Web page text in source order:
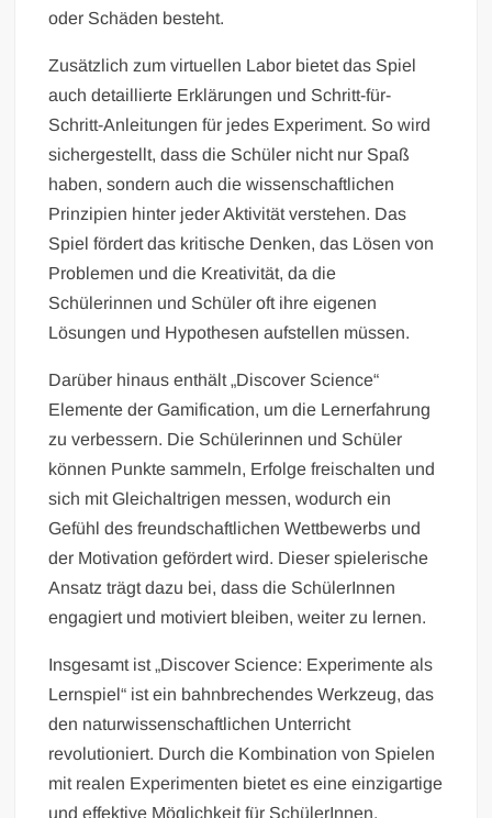
oder Schäden besteht.
Zusätzlich zum virtuellen Labor bietet das Spiel
auch detaillierte Erklärungen und Schritt-für-
Schritt-Anleitungen für jedes Experiment. So wird
sichergestellt, dass die Schüler nicht nur Spaß
haben, sondern auch die wissenschaftlichen
Prinzipien hinter jeder Aktivität verstehen. Das
Spiel fördert das kritische Denken, das Lösen von
Problemen und die Kreativität, da die
Schülerinnen und Schüler oft ihre eigenen
Lösungen und Hypothesen aufstellen müssen.
Darüber hinaus enthält „Discover Science“
Elemente der Gamification, um die Lernerfahrung
zu verbessern. Die Schülerinnen und Schüler
können Punkte sammeln, Erfolge freischalten und
sich mit Gleichaltrigen messen, wodurch ein
Gefühl des freundschaftlichen Wettbewerbs und
der Motivation gefördert wird. Dieser spielerische
Ansatz trägt dazu bei, dass die SchülerInnen
engagiert und motiviert bleiben, weiter zu lernen.
Insgesamt ist „Discover Science: Experimente als
Lernspiel“ ist ein bahnbrechendes Werkzeug, das
den naturwissenschaftlichen Unterricht
revolutioniert. Durch die Kombination von Spielen
mit realen Experimenten bietet es eine einzigartige
und effektive Möglichkeit für SchülerInnen,